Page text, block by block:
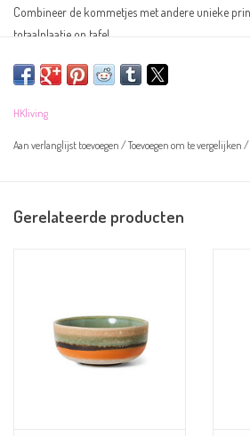
Combineer de kommetjes met andere unieke
totaalplaatje op tafel.
de afbeelding.
Overige informatie:
HKliving
Aan verlanglijst toevoegen /Toevoegen om te vergelijken /
Gerelateerde producten